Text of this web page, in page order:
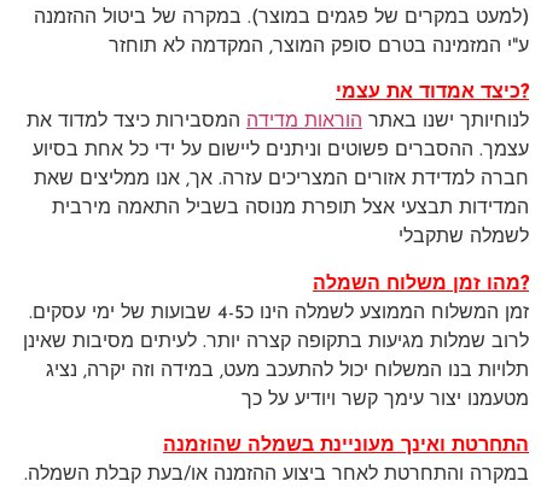
(למעט במקרים של פגמים במוצר). במקרה של ביטול ההזמנה
ע"י המזמינה בטרם סופק המוצר, המקדמה לא תוחזר
?כיצד אמדוד את עצמי
לנוחיותך ישנו באתר הוראות מדידה המסבירות כיצד למדוד את
עצמך. ההסברים פשוטים וניתנים ליישום על ידי כל אחת בסיוע
חברה למדידת אזורים המצריכים עזרה. אך, אנו ממליצים שאת
המדידות תבצעי אצל תופרת מנוסה בשביל התאמה מירבית
לשמלה שתקבלי
?מהו זמן משלוח השמלה
זמן המשלוח הממוצע לשמלה הינו כ4-5 שבועות של ימי עסקים.
לרוב שמלות מגיעות בתקופה קצרה יותר. לעיתים מסיבות שאינן
תלויות בנו המשלוח יכול להתעכב מעט, במידה וזה יקרה, נציג
מטעמנו יצור עימך קשר ויודיע על כך
התחרטת ואינך מעוניינת בשמלה שהוזמנה
במקרה והתחרטת לאחר ביצוע ההזמנה או/בעת קבלת השמלה.